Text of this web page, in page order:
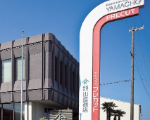
和歌山エリア
島根エリア
広島エリア
徳島エリア